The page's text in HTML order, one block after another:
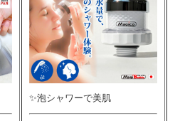
✨泡シャワーで美肌